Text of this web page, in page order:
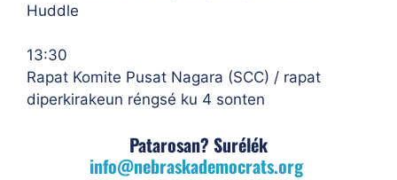
Huddle
13:30
Rapat Komite Pusat Nagara (SCC) / rapat
diperkirakeun réngsé ku 4 sonten
Patarosan? Surélék
info@nebraskademocrats.org